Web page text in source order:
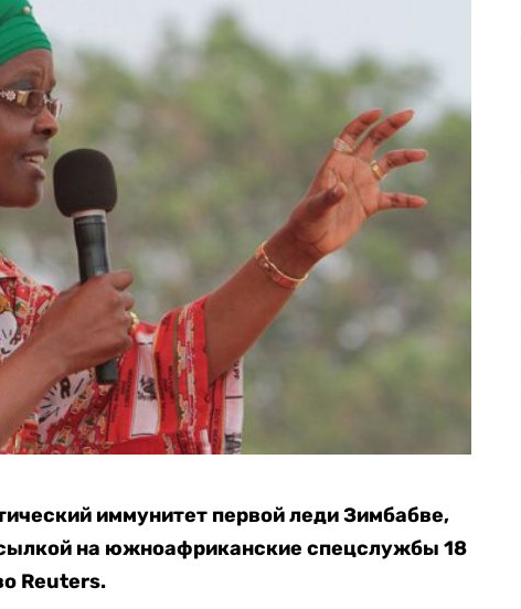
иммунитет первой леди Зимбабве,
на южноафриканские спецслужбы 18
Reuters.